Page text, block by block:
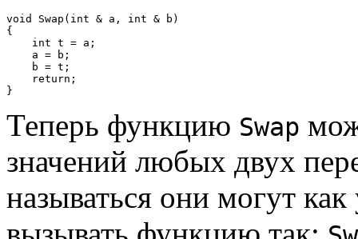
void Swap(int & a, int & b)
{
    int t = a;
    a = b;
    b = t;
    return;
Теперь функцию Swap
значений любых двух
называться они могут